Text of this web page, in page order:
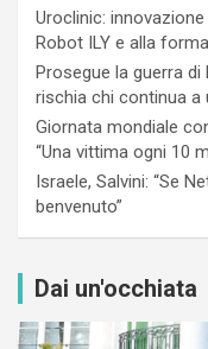
Uroclinic:
Robot ILY e alla
Prosegue la guerra
rischia chi continua a
Giornata mondiale
“Una vittima ogni 10
Israele, Salvini: “Se
benvenuto”
Dai un'occhiata